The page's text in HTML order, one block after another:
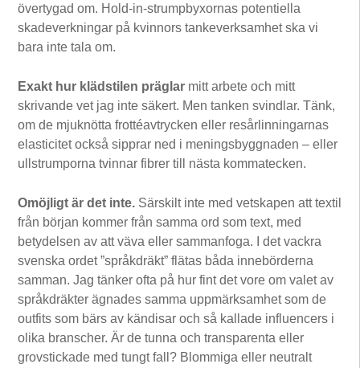
övertygad om. Hold-in-strumpbyxornas potentiella
skadeverkningar på kvinnors tankeverksamhet ska vi
bara inte tala om.
Exakt hur klädstilen präglar mitt arbete och mitt
skrivande vet jag inte säkert. Men tanken svindlar. Tänk,
om de mjuknötta frottéavtrycken eller resårlinningarnas
elasticitet också sipprar ned i meningsbyggnaden – eller
ullstrumporna tvinnar fibrer till nästa kommatecken.
Omöjligt är det inte. Särskilt inte med vetskapen att textil
från början kommer från samma ord som text, med
betydelsen av att väva eller sammanfoga. I det vackra
svenska ordet ”språkdräkt” flätas båda innebörderna
samman. Jag tänker ofta på hur fint det vore om valet av
språkdräkter ägnades samma uppmärksamhet som de
outfits som bärs av kändisar och så kallade influencers i
olika branscher. Är de tunna och transparenta eller
grovstickade med tungt fall? Blommiga eller neutralt